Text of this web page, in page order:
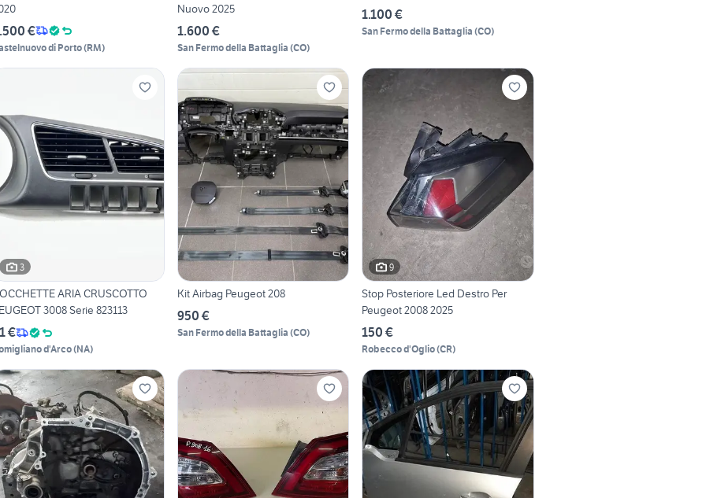
€
di Porto(RM)
Nuovo 2025
1.600 €
San Fermo della Battaglia (CO)
1.100 €
San Fermo della Battaglia (CO)
3
ARIA CRUSCOTTO
3008 Serie 823113
€
d'Arco(NA)
Kit Airbag Peugeot 208
950 €
San Fermo della Battaglia (CO)
9
Stop Posteriore Led Destro Per
Peugeot 2008 2025
150 €
Robecco d'Oglio(CR)